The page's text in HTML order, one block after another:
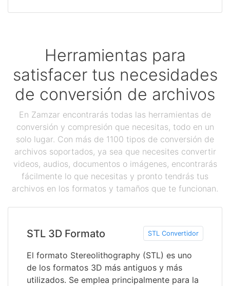
Herramientas para
satisfacer tus necesidades
de conversión de archivos
En Zamzar encontrarás todas las herramientas de
conversión y compresión que necesitas, todo en un
solo lugar. Con más de 1100 tipos de conversión de
archivos soportados, ya sea que necesites convertir
videos, audios, documentos o imágenes, encontrarás
fácilmente lo que necesitas y pronto tendrás tus
archivos en los formatos y tamaños que te funcionan.
STL 3D Formato STL Convertidor
El formato Stereolithography (STL) es uno
de los formatos 3D más antiguos y más
utilizados. Se emplea principalmente para la